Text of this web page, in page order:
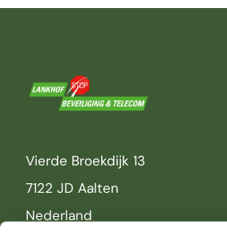
Vierde Broekdijk 13
7122 JD Aalten
Nederland